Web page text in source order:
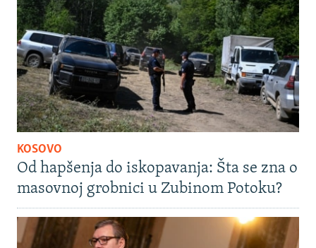
KOSOVO
Od hapšenja do iskopavanja: Šta se zna o
masovnoj grobnici u Zubinom Potoku?